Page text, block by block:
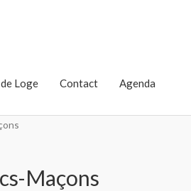
Loge Contact Agenda
Maçons